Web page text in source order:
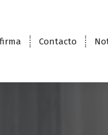
Contacto